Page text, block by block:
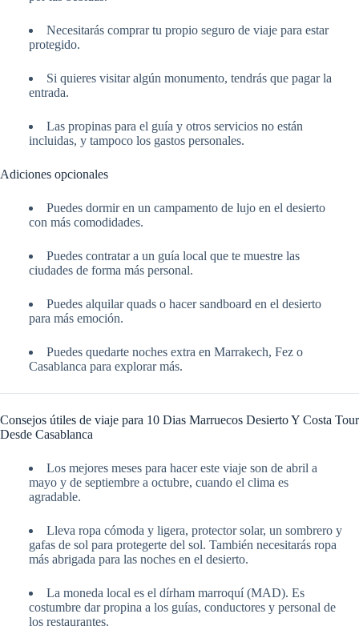
Necesitarás comprar tu propio seguro de viaje para estar
protegido.
Si quieres visitar algún monumento, tendrás que pagar la
entrada.
Las propinas para el guía y otros servicios no están
incluidas, y tampoco los gastos personales.
Adiciones opcionales
Puedes dormir en un campamento de lujo en el desierto
con más comodidades.
Puedes contratar a un guía local que te muestre las
ciudades de forma más personal.
Puedes alquilar quads o hacer sandboard en el desierto
para más emoción.
Puedes quedarte noches extra en Marrakech, Fez o
Casablanca para explorar más.
Consejos útiles de viaje para 10 Dias Marruecos Desierto Y Costa Tour
Desde Casablanca
Los mejores meses para hacer este viaje son de abril a
mayo y de septiembre a octubre, cuando el clima es
agradable.
Lleva ropa cómoda y ligera, protector solar, un sombrero y
gafas de sol para protegerte del sol. También necesitarás ropa
más abrigada para las noches en el desierto.
La moneda local es el dírham marroquí (MAD). Es
costumbre dar propina a los guías, conductores y personal de
los restaurantes.